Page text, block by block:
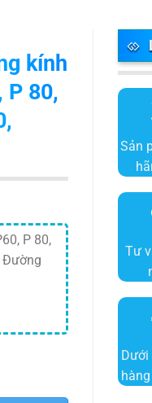
Sản
Tư
Dưới
kính
P 80,
P 80,
Đường